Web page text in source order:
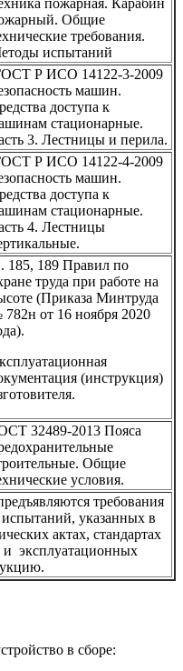
пожарная. Карабин
Общие
требования.
испытаний
Р ИСО 14122-3-2009
машин.
доступа к
стационарные.
3. Лестницы и перила.
Р ИСО 14122-4-2009
машин.
доступа к
стационарные.
4. Лестницы
185, 189 Правил по
труда при работе на
(Приказа Минтруда
от 16 ноября 2020
(инструкция)
32489-2013 Пояса
Общие
условия.
требования
указанных в
актах, стандартах
и эксплуатационных
в сборе: